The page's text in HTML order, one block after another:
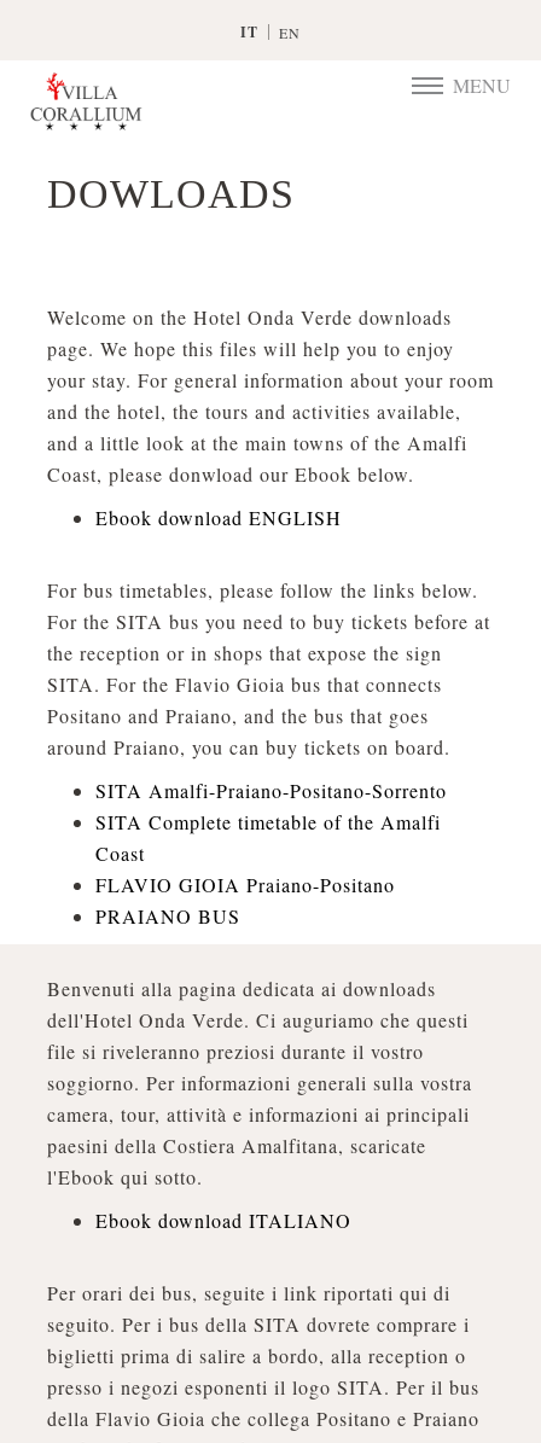
IT EN
TOGGLE
MENU
DOWLOADS
Welcome on the Hotel Onda Verde downloads
page. We hope this files will help you to enjoy
your stay. For general information about your room
and the hotel, the tours and activities available,
and a little look at the main towns of the Amalfi
Coast, please donwload our Ebook below.
Ebook download ENGLISH
For bus timetables, please follow the links below.
For the SITA bus you need to buy tickets before at
the reception or in shops that expose the sign
SITA. For the Flavio Gioia bus that connects
Positano and Praiano, and the bus that goes
around Praiano, you can buy tickets on board.
SITA Amalfi-Praiano-Positano-Sorrento
SITA Complete timetable of the Amalfi
Coast
FLAVIO GIOIA Praiano-Positano
PRAIANO BUS
Benvenuti alla pagina dedicata ai downloads
dell'Hotel Onda Verde. Ci auguriamo che questi
file si riveleranno preziosi durante il vostro
soggiorno. Per informazioni generali sulla vostra
camera, tour, attività e informazioni ai principali
paesini della Costiera Amalfitana, scaricate
l'Ebook qui sotto.
Ebook download ITALIANO
Per orari dei bus, seguite i link riportati qui di
seguito. Per i bus della SITA dovrete comprare i
biglietti prima di salire a bordo, alla reception o
presso i negozi esponenti il logo SITA. Per il bus
della Flavio Gioia che collega Positano e Praiano